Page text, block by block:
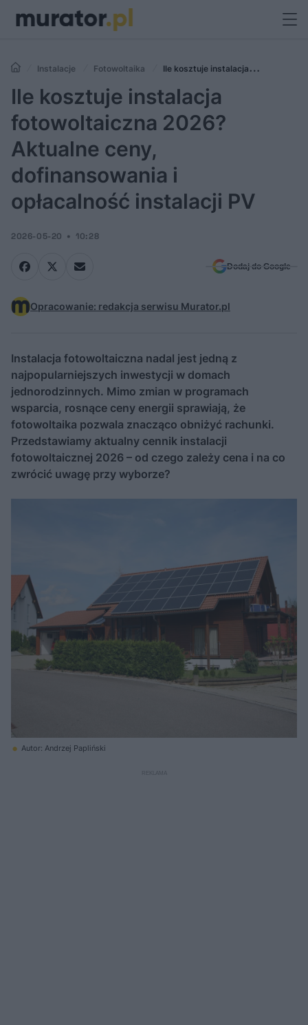
Instalacje Fotowoltaika
Ile kosztuje instalacja
fotowoltaiczna 2026? Aktualne ceny, dofinansowania i opłacalność
instalacji PV
Ile kosztuje instalacja
fotowoltaiczna 2026?
Aktualne ceny,
dofinansowania i
opłacalność instalacji PV
2026-05-20 10:28
Dodaj do Google
Opracowanie: redakcja serwisu Murator.pl
Instalacja fotowoltaiczna nadal jest jedną z
najpopularniejszych inwestycji w domach
jednorodzinnych. Mimo zmian w programach
wsparcia, rosnące ceny energii sprawiają, że
fotowoltaika pozwala znacząco obniżyć rachunki.
Przedstawiamy aktualny cennik instalacji
fotowoltaicznej 2026 – od czego zależy cena i na co
zwrócić uwagę przy wyborze?
Autor: Andrzej Papliński